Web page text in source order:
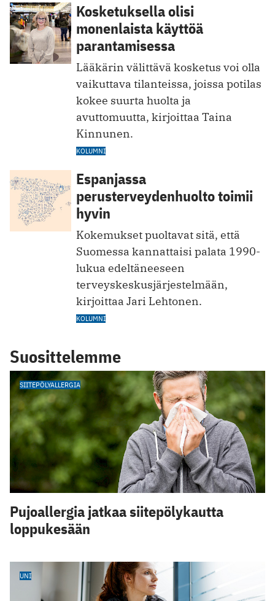
Kosketuksella olisi
monenlaista käyttöä
parantamisessa
Lääkärin välittävä kosketus voi olla
vaikuttava tilanteissa, joissa potilas
kokee suurta huolta ja
avuttomuutta, kirjoittaa Taina
Kinnunen.
KOLUMNI
Espanjassa
perusterveydenhuolto toimii
hyvin
Kokemukset puoltavat sitä, että
Suomessa kannattaisi palata 1990-
lukua edeltäneeseen
terveyskeskusjärjestelmään,
kirjoittaa Jari Lehtonen.
KOLUMNI
Suosittelemme
SIITEPÖLYALLERGIA
Pujoallergia jatkaa siitepölykautta
loppukesään
UNI